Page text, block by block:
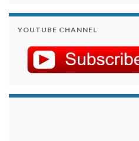
YOUTUBE CHANNEL